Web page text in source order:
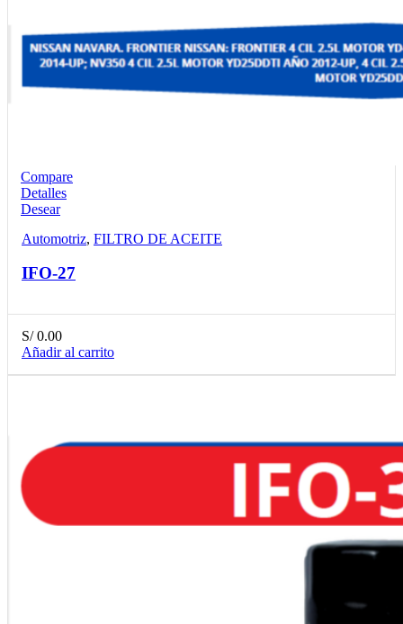
Compare
Detalles
Desear
Automotriz, FILTRO DE ACEITE
IFO-27
S/0.00
Añadir al carrito